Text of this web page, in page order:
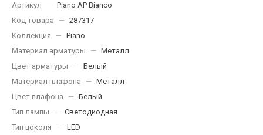
Артикул — Piano AP Bianco
Код товара
— 287317
Коллекция
— Piano
Материал арматуры
— Металл
Цвет арматуры
— Белый
Материал плафона
— Металл
Цвет плафона
— Белый
Тип лампы
— Светодиодная
Тип цоколя
— LED